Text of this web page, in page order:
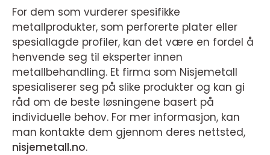
For dem som vurderer spesifikke
metallprodukter, som perforerte plater eller
spesiallagde profiler, kan det være en fordel å
henvende seg til eksperter innen
metallbehandling. Et firma som Nisjemetall
spesialiserer seg på slike produkter og kan gi
råd om de beste løsningene basert på
individuelle behov. For mer informasjon, kan
man kontakte dem gjennom deres nettsted,
nisjemetall.no.